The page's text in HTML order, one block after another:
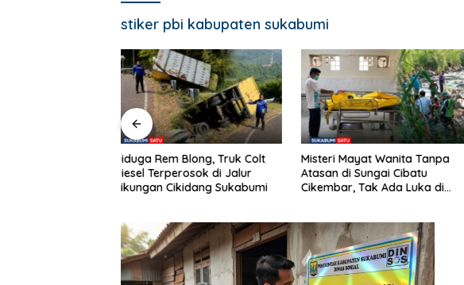
stiker pbi kabupaten sukabumi
Misteri Mayat Wanita Tanpa
Atasan di Sungai Cibatu
Cikembar, Tak Ada Luka di
Kemarau Panjang Landa
Cicurug, 10 Ribu Liter Air Bersih
Disalurkan ke Kampung Sikup